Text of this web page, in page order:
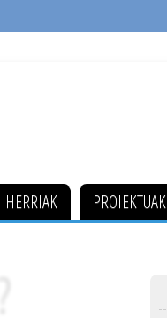
HERRIAK PROIEKTUAK